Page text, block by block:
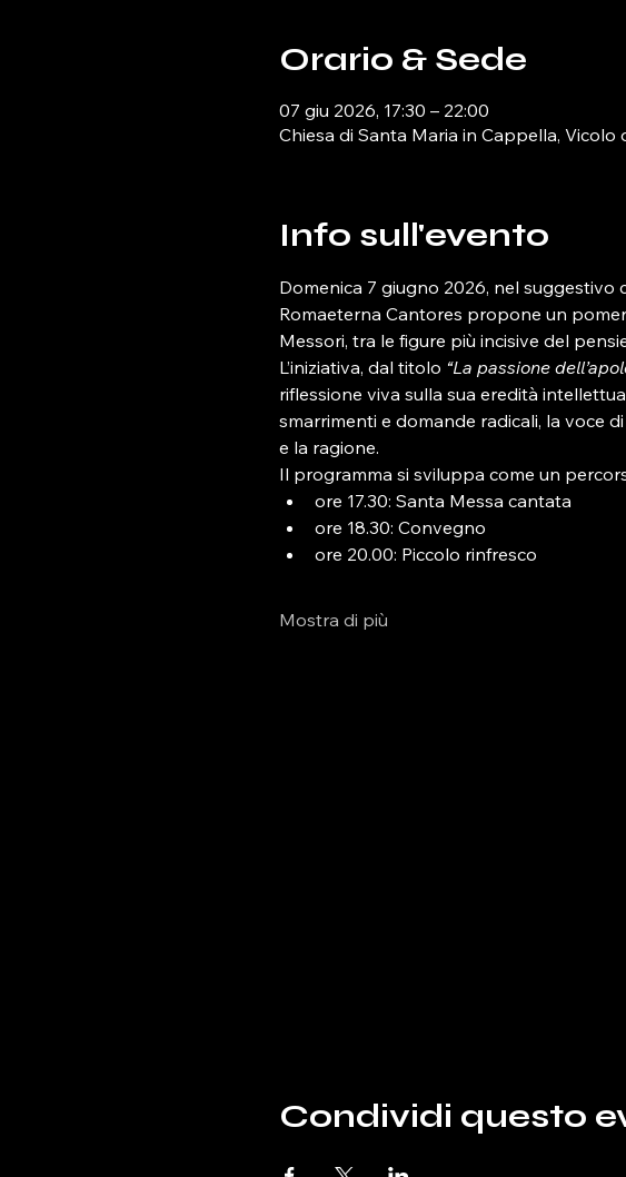
Orario & Sede
07 giu 2026, 17:30 – 22:00
Chiesa di Santa Maria in Cappella, Vicolo
Info sull'evento
Domenica 7 giugno 2026, nel suggestivo
Romaeterna Cantores propone un
Messori, tra le figure più incisive del
L’iniziativa, dal titolo “La passione
riflessione viva sulla sua eredità
smarrimenti e domande radicali, la voce
e la ragione.
Il programma si sviluppa come un
ore 17.30: Santa Messa cantata
ore 18.30: Convegno
ore 20.00: Piccolo rinfresco
Mostra di più
Condividi questo